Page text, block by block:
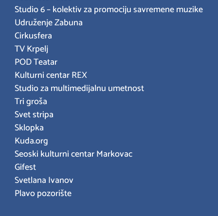
Studio 6 – kolektiv za promociju savremene muzike
Udruženje Zabuna
Cirkusfera
TV Krpelj
POD Teatar
Kulturni centar REX
Studio za multimedijalnu umetnost
Tri groša
Svet stripa
Sklopka
Kuda.org
Seoski kulturni centar Markovac
Gifest
Svetlana Ivanov
Plavo pozorište